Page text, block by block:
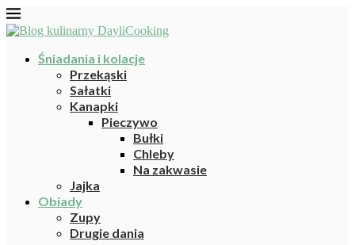
Śniadania i kolacje
Przekąski
Sałatki
Kanapki
Pieczywo
Bułki
Chleby
Na zakwasie
Jajka
Obiady
Zupy
Drugie dania